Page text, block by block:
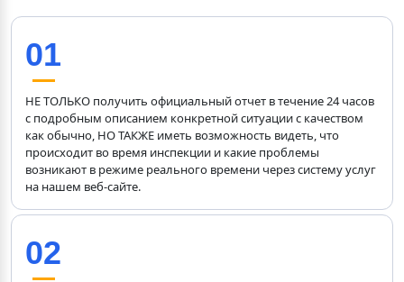
01
НЕ ТОЛЬКО получить официальный отчет в течение 24 часов
с подробным описанием конкретной ситуации с качеством
как обычно, НО ТАКЖЕ иметь возможность видеть, что
происходит во время инспекции и какие проблемы
возникают в режиме реального времени через систему услуг
на нашем веб-сайте.
02